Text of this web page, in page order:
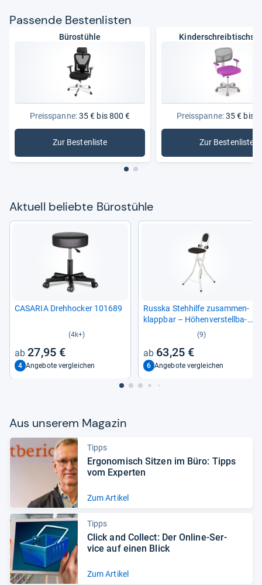
Pas­sende Bes­ten­lis­ten
Bürostühle
Preisspanne:35 € bis 800 €
Zur Bestenliste
: Bürostühle
Preisspanne:35 € bis
Zur Bestenliste
:
Aktu­ell beliebte Büro­stühle
CASA­RIA Dreh­ho­cker 101689
(4k+)
27,95 €
4 Angebote vergleichen
Russka Steh­hilfe zusam­men­
klapp­bar – Höhen­ver­stell­ba­
(9)
63,25 €
6 Angebote vergleichen
Aus unse­rem Maga­zin
Tipps
Ergo­no­misch Sit­zen im Büro: Tipps
vom Exper­ten
Zum Artikel
Tipps
Click and Col­lect: Der Online-​Ser­
vice auf einen Blick
Zum Artikel